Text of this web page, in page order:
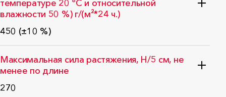
температуре 20 °C и относительной
влажности 50 %) г/(м²*24 ч.)
450 (±10 %)
Максимальная сила растяжения, Н/5 см, не
менее по длине
270